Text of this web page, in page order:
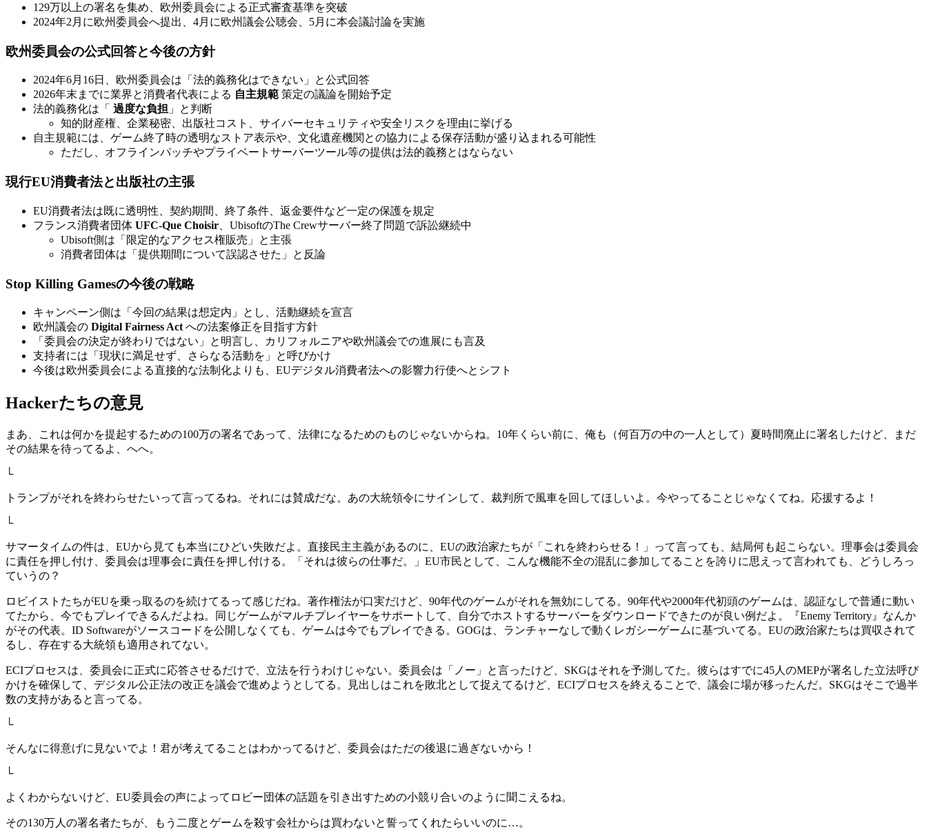
129万以上の署名を集め、欧州委員会による正式審査基準を突破
2024年2月に欧州委員会へ提出、4月に欧州議会公聴会、5月に本会議討論を実施
欧州委員会の公式回答と今後の方針
2024年6月16日、欧州委員会は「法的義務化はできない」と公式回答
2026年末までに業界と消費者代表による 自主規範 策定の議論を開始予定
法的義務化は「 過度な負担 」と判断
知的財産権、企業秘密、出版社コスト、サイバーセキュリティや安全リスクを理由に挙げる
自主規範には、ゲーム終了時の透明なストア表示や、文化遺産機関との協力による保存活動が盛り込まれる可能性
ただし、オフラインパッチやプライベートサーバーツール等の提供は法的義務とはならない
現行EU消費者法と出版社の主張
EU消費者法は既に透明性、契約期間、終了条件、返金要件など一定の保護を規定
フランス消費者団体 UFC-Que Choisir 、UbisoftのThe Crewサーバー終了問題で訴訟継続中
Ubisoft側は「限定的なアクセス権販売」と主張
消費者団体は「提供期間について誤認させた」と反論
Stop Killing Gamesの今後の戦略
キャンペーン側は「今回の結果は想定内」とし、活動継続を宣言
欧州議会の Digital Fairness Act への法案修正を目指す方針
「委員会の決定が終わりではない」と明言し、カリフォルニアや欧州議会での進展にも言及
支持者には「現状に満足せず、さらなる活動を」と呼びかけ
今後は欧州委員会による直接的な法制化よりも、EUデジタル消費者法への影響力行使へとシフト
Hackerたちの意見
まあ、これは何かを提起するための100万の署名であって、法律になるためのものじゃないからね。10年くらい前に、俺も（何百万の中の一人として）夏時間廃止に署名したけど、まだ
その結果を待ってるよ、へへ。
└
トランプがそれを終わらせたいって言ってるね。それには賛成だな。あの大統領令にサインして、裁判所で風車を回してほしいよ。今やってることじゃなくてね。応援するよ！
└
サマータイムの件は、EUから見ても本当にひどい失敗だよ。直接民主主義があるのに、EUの政治家たちが「これを終わらせる！」って言っても、結局何も起こらない。理事会は委員会
に責任を押し付け、委員会は理事会に責任を押し付ける。「それは彼らの仕事だ。」EU市民として、こんな機能不全の混乱に参加してることを誇りに思えって言われても、どうしろっ
ていうの？
ロビイストたちがEUを乗っ取るのを続けてるって感じだね。著作権法が口実だけど、90年代のゲームがそれを無効にしてる。90年代や2000年代初頭のゲームは、認証なしで普通に動い
てたから、今でもプレイできるんだよね。同じゲームがマルチプレイヤーをサポートして、自分でホストするサーバーをダウンロードできたのが良い例だよ。『Enemy Territory』なんか
がその代表。ID Softwareがソースコードを公開しなくても、ゲームは今でもプレイできる。GOGは、ランチャーなしで動くレガシーゲームに基づいてる。EUの政治家たちは買収されて
るし、存在する大統領も適用されてない。
ECIプロセスは、委員会に正式に応答させるだけで、立法を行うわけじゃない。委員会は「ノー」と言ったけど、SKGはそれを予測してた。彼らはすでに45人のMEPが署名した立法呼び
かけを確保して、デジタル公正法の改正を議会で進めようとしてる。見出しはこれを敗北として捉えてるけど、ECIプロセスを終えることで、議会に場が移ったんだ。SKGはそこで過半
数の支持があると言ってる。
└
そんなに得意げに見ないでよ！君が考えてることはわかってるけど、委員会はただの後退に過ぎないから！
└
よくわからないけど、EU委員会の声によってロビー団体の話題を引き出すための小競り合いのように聞こえるね。
その130万人の署名者たちが、もう二度とゲームを殺す会社からは買わないと誓ってくれたらいいのに…。